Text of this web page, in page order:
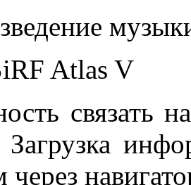
Atlas V
связать